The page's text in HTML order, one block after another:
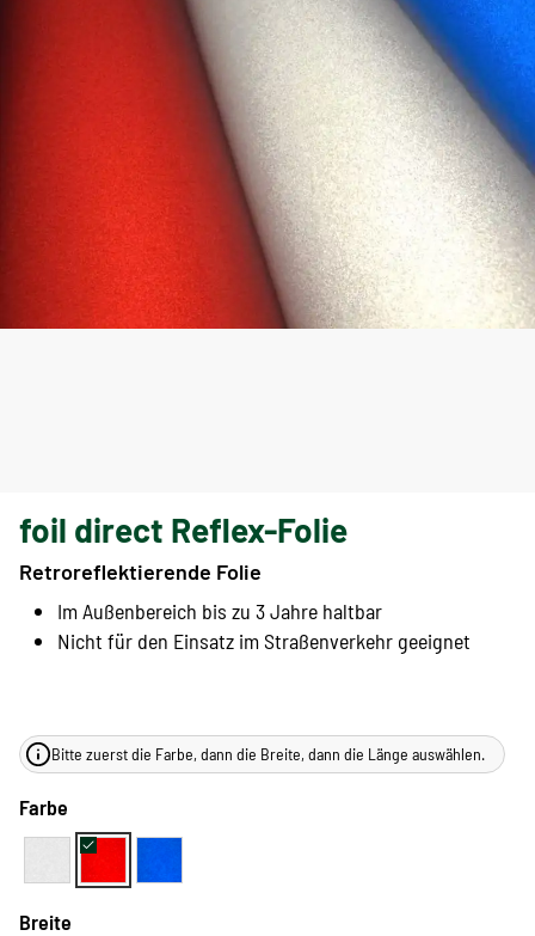
foil direct Reflex-Folie
Retroreflektierende Folie
Im Außenbereich bis zu 3 Jahre haltbar
Nicht für den Einsatz im Straßenverkehr geeignet
Bitte zuerst die Farbe, dann die Breite, dann die Länge auswählen.
Farbe
Breite